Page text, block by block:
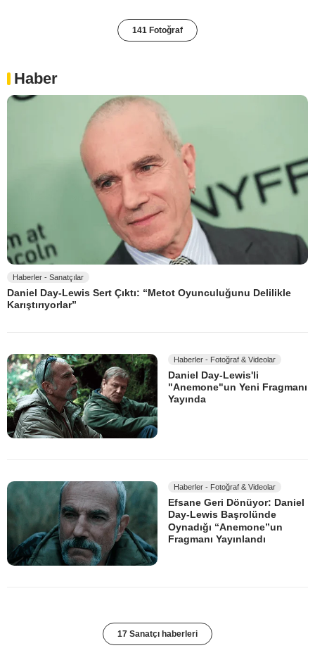
141 Fotoğraf
Haber
Haberler - Sanatçılar
Daniel Day-Lewis Sert Çıktı: “Metot Oyunculuğunu Delilikle
Karıştırıyorlar”
Haberler - Fotoğraf & Videolar
Daniel Day-Lewis'li
"Anemone"un Yeni Fragmanı
Yayında
Haberler - Fotoğraf & Videolar
Efsane Geri Dönüyor: Daniel
Day-Lewis Başrolünde
Oynadığı “Anemone”un
Fragmanı Yayınlandı
17 Sanatçı haberleri